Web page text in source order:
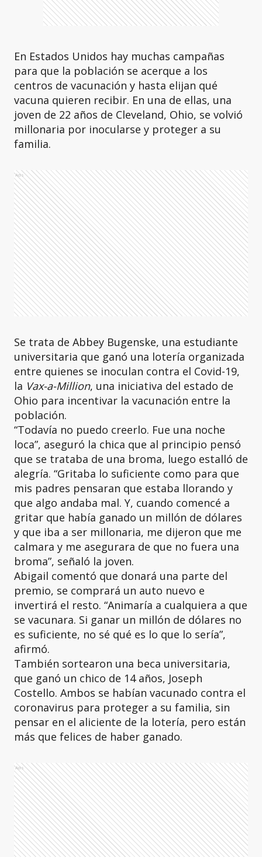
En Estados Unidos hay muchas campañas
para que la población se acerque a los
centros de vacunación y hasta elijan qué
vacuna quieren recibir. En una de ellas, una
joven de 22 años de Cleveland, Ohio, se volvió
millonaria por inocularse y proteger a su
familia.
Ads
Se trata de Abbey Bugenske, una estudiante
universitaria que ganó una lotería organizada
entre quienes se inoculan contra el Covid-19,
la Vax-a-Million, una iniciativa del estado de
Ohio para incentivar la vacunación entre la
población.
“Todavía no puedo creerlo. Fue una noche
loca”, aseguró la chica que al principio pensó
que se trataba de una broma, luego estalló de
alegría. “Gritaba lo suficiente como para que
mis padres pensaran que estaba llorando y
que algo andaba mal. Y, cuando comencé a
gritar que había ganado un millón de dólares
y que iba a ser millonaria, me dijeron que me
calmara y me asegurara de que no fuera una
broma”, señaló la joven.
Abigail comentó que donará una parte del
premio, se comprará un auto nuevo e
invertirá el resto. “Animaría a cualquiera a que
se vacunara. Si ganar un millón de dólares no
es suficiente, no sé qué es lo que lo sería”,
afirmó.
También sortearon una beca universitaria,
que ganó un chico de 14 años, Joseph
Costello. Ambos se habían vacunado contra el
coronavirus para proteger a su familia, sin
pensar en el aliciente de la lotería, pero están
más que felices de haber ganado.
Ads